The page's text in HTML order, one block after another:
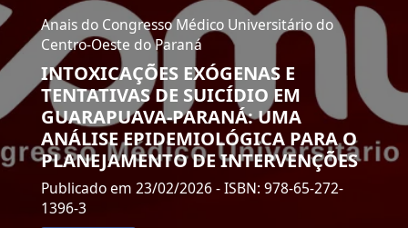
Anais do Congresso Médico Universitário do
Centro-Oeste do Paraná
INTOXICAÇÕES EXÓGENAS E
TENTATIVAS DE SUICÍDIO EM
GUARAPUAVA-PARANÁ: UMA
ANÁLISE EPIDEMIOLÓGICA PARA O
PLANEJAMENTO DE INTERVENÇÕES
Publicado em 23/02/2026- ISBN: 978-65-272-
1396-3